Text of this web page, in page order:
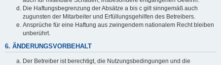
Die Haftungsbegrenzung der Absätze a bis c gilt sinngemäß auch
zugunsten der Mitarbeiter und Erfüllungsgehilfen des Betreibers.
Ansprüche für eine Haftung aus zwingendem nationalem Recht bleiben
unberührt.
6. ÄNDERUNGSVORBEHALT
Der Betreiber ist berechtigt, die Nutzungsbedingungen und die